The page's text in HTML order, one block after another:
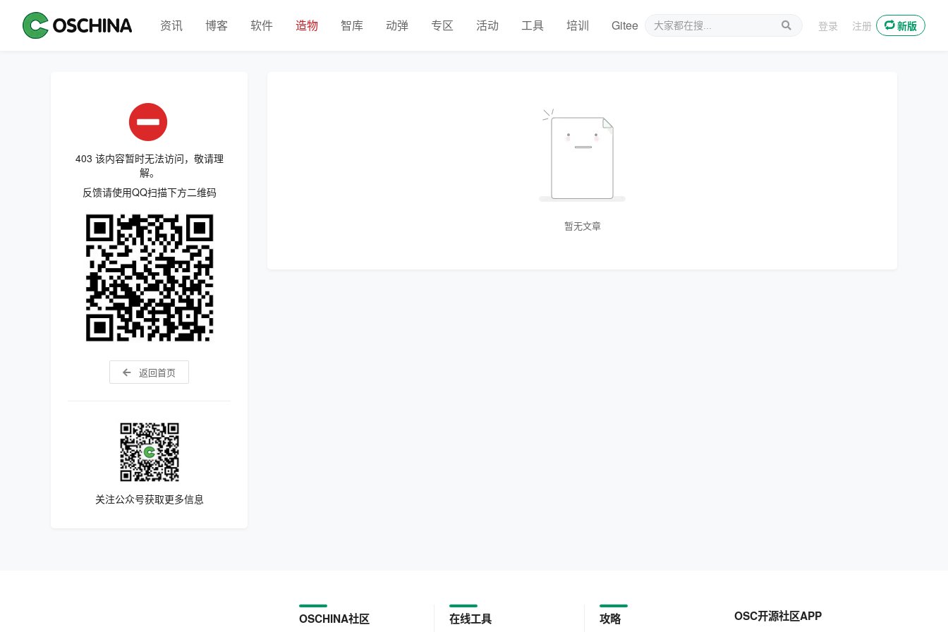
资讯 博客 软件 造物 智库 动弹 专区 活动 工具 培训 Gitee 新媒体 登录 注册 新版
403 该内容暂时无法访问，敬请理
解。
反馈请使用QQ扫描下方二维码
返回首页
关注公众号获取更多信息
暂无文章
OSCHINA社区 在线工具 攻略 OSC开源社区APP